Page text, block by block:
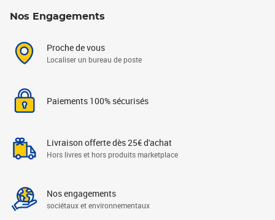
Nos Engagements
Proche de vous
Localiser un bureau de poste
Paiements 100% sécurisés
Livraison offerte dès 25€ d'achat
Hors livres et hors produits marketplace
Nos engagements
sociétaux et environnementaux